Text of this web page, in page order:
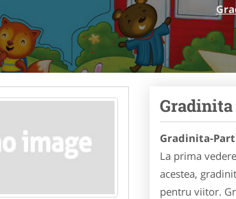
Gradinita-
La prima
acestea,
pentru viitor.